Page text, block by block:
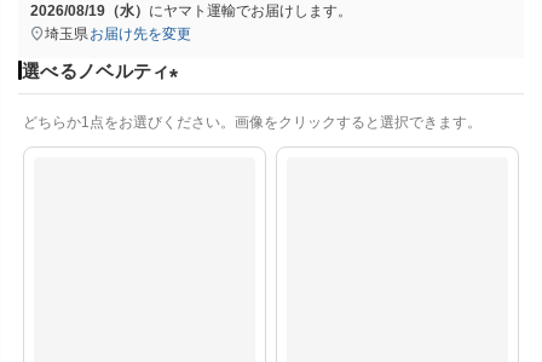
2026/08/19（水） にヤマト運輸でお届けします。
埼玉県 お届け先を変更
選べるノベルティ
必
どちらか1点をお選びください。画像をクリックすると選択できます。